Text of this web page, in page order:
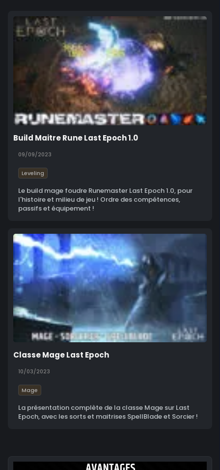
Build Maitre Rune Last Epoch 1.0
09/09/2023
Leveling
Le build mage foudre Runemaster Last Epoch 1.0, pour
l'histoire et milieu de jeu ! Ordre des compétences,
passifs et équipement !
Classe Mage Last Epoch
10/03/2023
Mage
La présentation complète de la classe Mage sur Last
Epoch, avec les sorts et maitrises SpellBlade et Sorcier !